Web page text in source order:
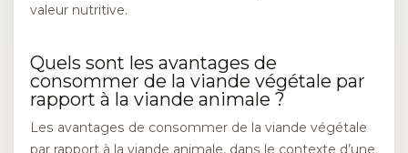
valeur nutritive.
Quels sont les avantages de
consommer de la viande végétale par
rapport à la viande animale ?
Les avantages de consommer de la viande végétale
par rapport à la viande animale, dans le contexte d’une